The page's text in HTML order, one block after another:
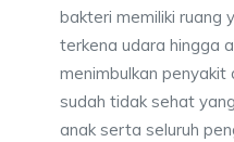
bakteri memiliki ruang
terkena udara hingga
menimbulkan
sudah tidak sehat
anak serta seluruh